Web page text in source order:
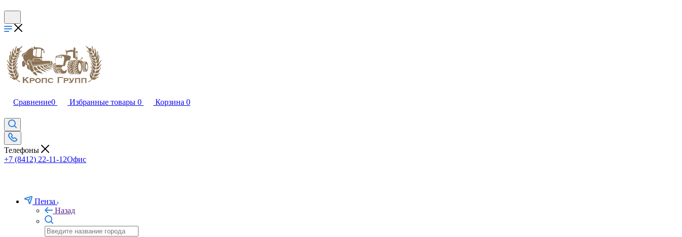
Сравнение0 Избранные товары 0 Корзина 0
Телефоны
+7 (8412) 22-11-12Офис
Пенза
Назад